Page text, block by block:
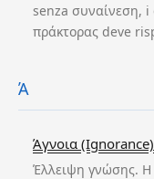
senza συναίνεση,
πράκτορας deve
Ά
Άγνοια (Ignorance)
Έλλειψη γνώσης. Η